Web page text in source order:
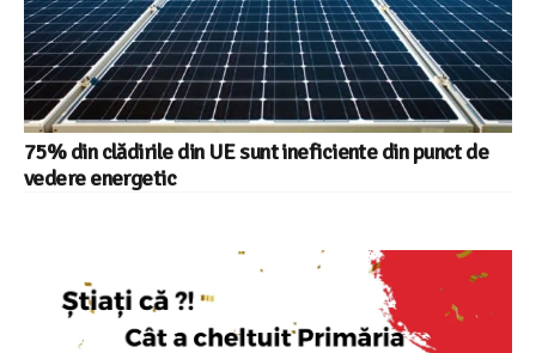
75% din clădirile din UE sunt ineficiente din punct de
vedere energetic